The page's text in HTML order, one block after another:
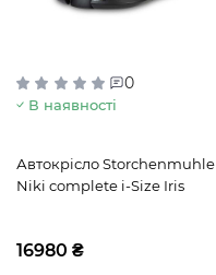
0
В наявності
Автокрісло Storchenmuhle
Niki complete i-Size Iris
16980 ₴